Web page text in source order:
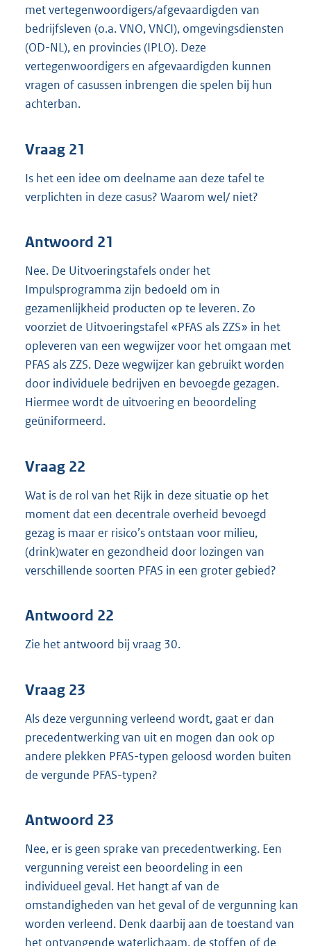
met vertegenwoordigers/afgevaardigden van
bedrijfsleven (o.a. VNO, VNCI), omgevingsdiensten
(OD-NL), en provincies (IPLO). Deze
vertegenwoordigers en afgevaardigden kunnen
vragen of casussen inbrengen die spelen bij hun
achterban.
Vraag 21
Is het een idee om deelname aan deze tafel te
verplichten in deze casus? Waarom wel/ niet?
Antwoord 21
Nee. De Uitvoeringstafels onder het
Impulsprogramma zijn bedoeld om in
gezamenlijkheid producten op te leveren. Zo
voorziet de Uitvoeringstafel «PFAS als ZZS» in het
opleveren van een wegwijzer voor het omgaan met
PFAS als ZZS. Deze wegwijzer kan gebruikt worden
door individuele bedrijven en bevoegde gezagen.
Hiermee wordt de uitvoering en beoordeling
geüniformeerd.
Vraag 22
Wat is de rol van het Rijk in deze situatie op het
moment dat een decentrale overheid bevoegd
gezag is maar er risico’s ontstaan voor milieu,
(drink)water en gezondheid door lozingen van
verschillende soorten PFAS in een groter gebied?
Antwoord 22
Zie het antwoord bij vraag 30.
Vraag 23
Als deze vergunning verleend wordt, gaat er dan
precedentwerking van uit en mogen dan ook op
andere plekken PFAS-typen geloosd worden buiten
de vergunde PFAS-typen?
Antwoord 23
Nee, er is geen sprake van precedentwerking. Een
vergunning vereist een beoordeling in een
individueel geval. Het hangt af van de
omstandigheden van het geval of de vergunning kan
worden verleend. Denk daarbij aan de toestand van
het ontvangende waterlichaam, de stoffen of de